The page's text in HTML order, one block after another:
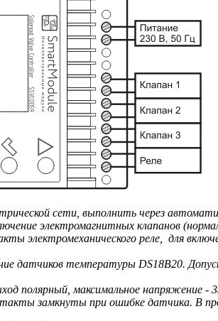
сети, выполнить через
электромагнитных клапанов
электромеханического реле, для
датчиков температуры DS18B20.
полярный, максимальное напряжение
замкнуты при ошибке датчика. В